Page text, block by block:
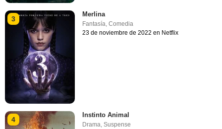
3
Merlina
Fantasía,Comedia
23 de noviembre de 2022 en Netflix
4
Instinto Animal
Drama,Suspense